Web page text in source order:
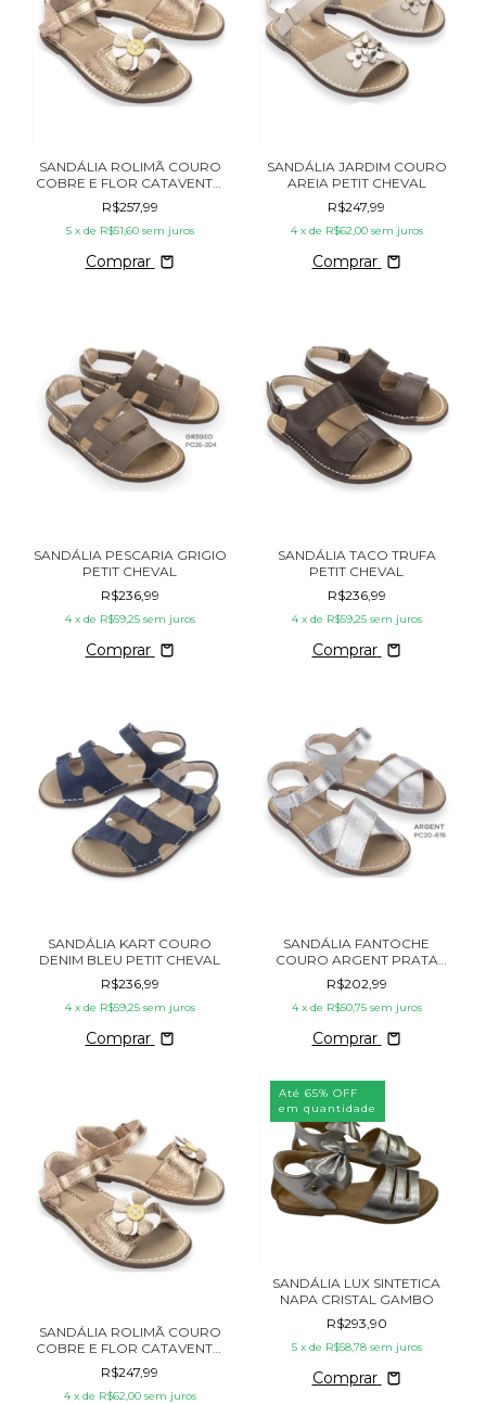
SANDÁLIA ROLIMÃ COURO
COBRE E FLOR CATAVENTO
PETIT CHEVAL
R$257,99
5 x de R$51,60 sem juros
Comprar
SANDÁLIA JARDIM COURO
AREIA PETIT CHEVAL
R$247,99
4 x de R$62,00 sem juros
Comprar
SANDÁLIA PESCARIA GRIGIO
PETIT CHEVAL
R$236,99
4 x de R$59,25 sem juros
Comprar
SANDÁLIA TACO TRUFA
PETIT CHEVAL
R$236,99
4 x de R$59,25 sem juros
Comprar
SANDÁLIA KART COURO
DENIM BLEU PETIT CHEVAL
R$236,99
4 x de R$59,25 sem juros
Comprar
SANDÁLIA FANTOCHE
COURO ARGENT PRATA
PETIT CHEVAL
R$202,99
4 x de R$50,75 sem juros
Comprar
SANDÁLIA ROLIMÃ COURO
COBRE E FLOR CATAVENTO
PETIT CHEVAL
R$247,99
4 x de R$62,00 sem juros
Até 65% OFF
em quantidade
SANDÁLIA LUX SINTETICA
NAPA CRISTAL GAMBO
R$293,90
5 x de R$58,78 sem juros
Comprar